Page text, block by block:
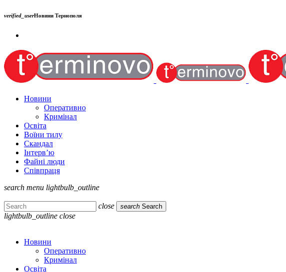
verified_userНовини Тернополя
Новини
Оперативно
Кримінал
Освіта
Воїни тилу
Скандал
Інтерв’ю
Файні люди
Співпраця
search menu lightbulb_outline
close search Search
lightbulb_outline close
Новини
Оперативно
Кримінал
Освіта